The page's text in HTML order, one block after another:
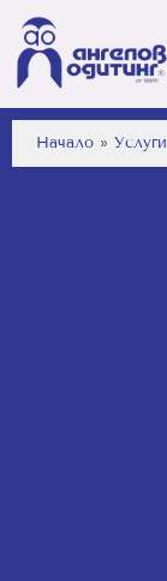
Начало » Услуги